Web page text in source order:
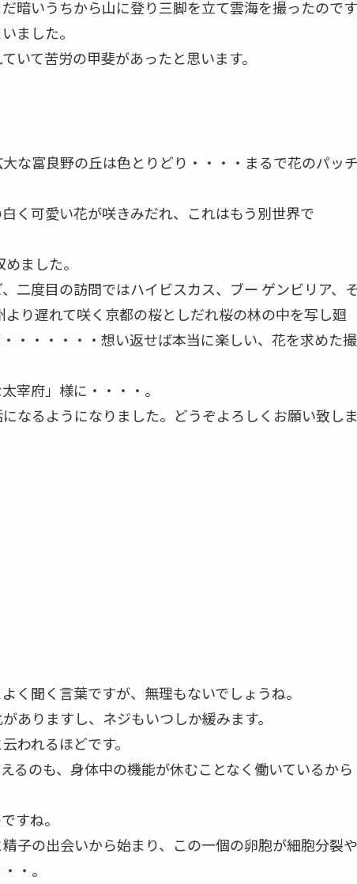
暗いうちから山に登り三脚を立て雲海を撮ったのです
いました。
いて苦労の甲斐があったと思います。
な富良野の丘は色とりどり・・・・まるで花のパッ
く可愛い花が咲きみだれ、これはもう別世界で
ました。
二度目の訪問ではハイビスカス、ブー ゲンビリア、
り遅れて咲く京都の桜としだれ桜の林の中を写し廻
・・・・・・想い返せば本当に楽しい、花を求めた撮
宰府」様に・・・・。
なるようになりました。どうぞよろしくお願い致し
く聞く言葉ですが、無理もないでしょうね。
ありますし、ネジもいつしか緩みます。
われるほどです。
るのも、身体中の機能が休むことなく働いているから
すね。
子の出会いから始まり、この一個の卵胞が細胞分裂や
・。